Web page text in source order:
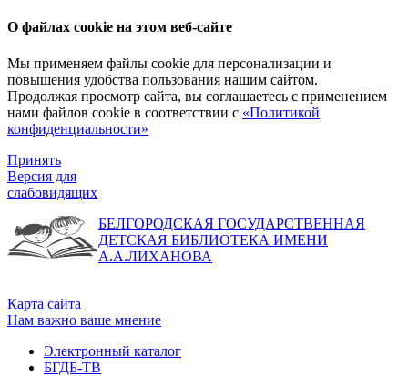
О файлах cookie на этом веб-сайте
Мы применяем файлы cookie для персонализации и
повышения удобства пользования нашим сайтом.
Продолжая просмотр сайта, вы соглашаетесь с применением
нами файлов cookie в соответствии с «Политикой
конфиденциальности»
Принять
Версия для
слабовидящих
БЕЛГОРОДСКАЯ ГОСУДАРСТВЕННАЯ
ДЕТСКАЯ БИБЛИОТЕКА ИМЕНИ
А.А.ЛИХАНОВА
Карта сайта
Нам важно ваше мнение
Электронный каталог
БГДБ-ТВ